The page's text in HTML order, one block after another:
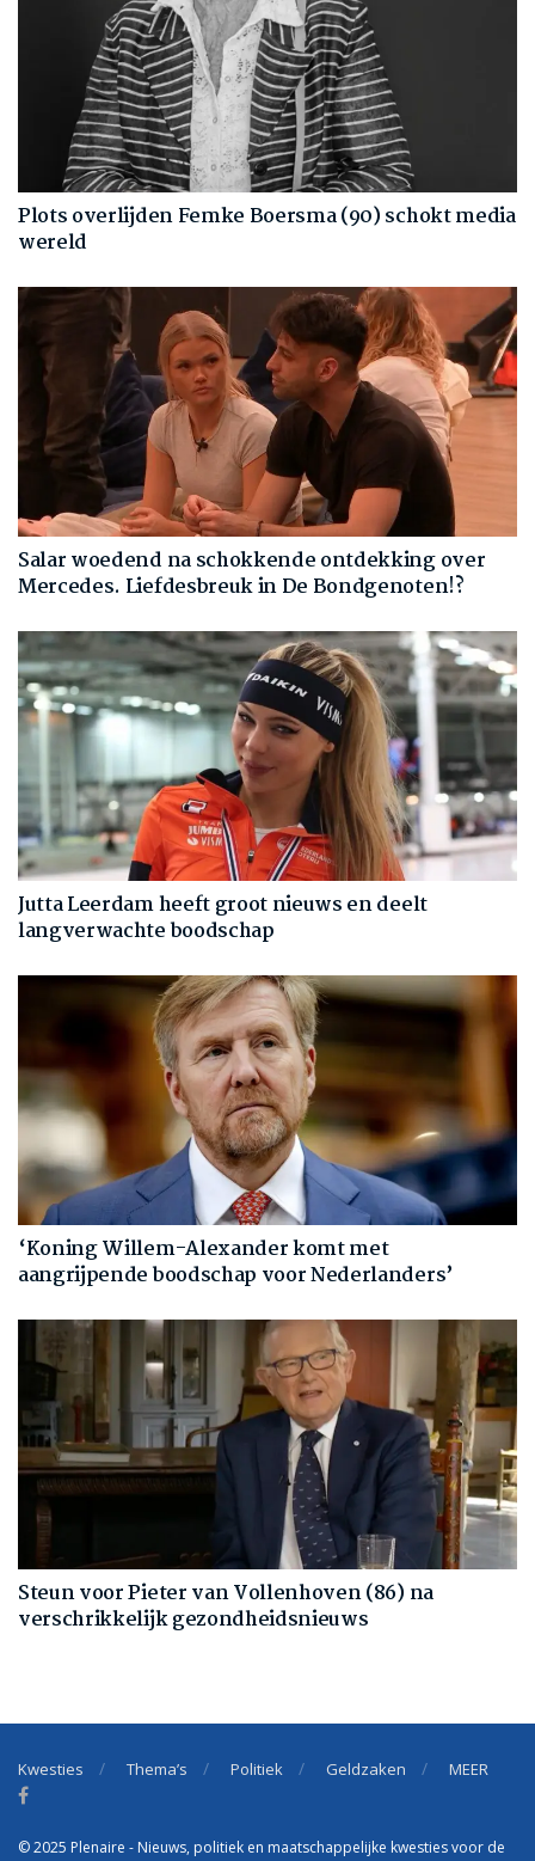
Plots overlijden Femke Boersma (90) schokt media
wereld
Salar woedend na schokkende ontdekking over
Mercedes. Liefdesbreuk in De Bondgenoten!?
Jutta Leerdam heeft groot nieuws en deelt
langverwachte boodschap
‘Koning Willem-Alexander komt met
aangrijpende boodschap voor Nederlanders’
Steun voor Pieter van Vollenhoven (86) na
verschrikkelijk gezondheidsnieuws
Kwesties Thema’s Politiek Geldzaken MEER
© 2025 Plenaire - Nieuws, politiek en maatschappelijke kwesties voor de